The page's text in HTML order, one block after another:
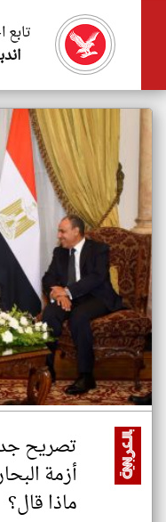
تصريح
أزمة
ماذا قال؟